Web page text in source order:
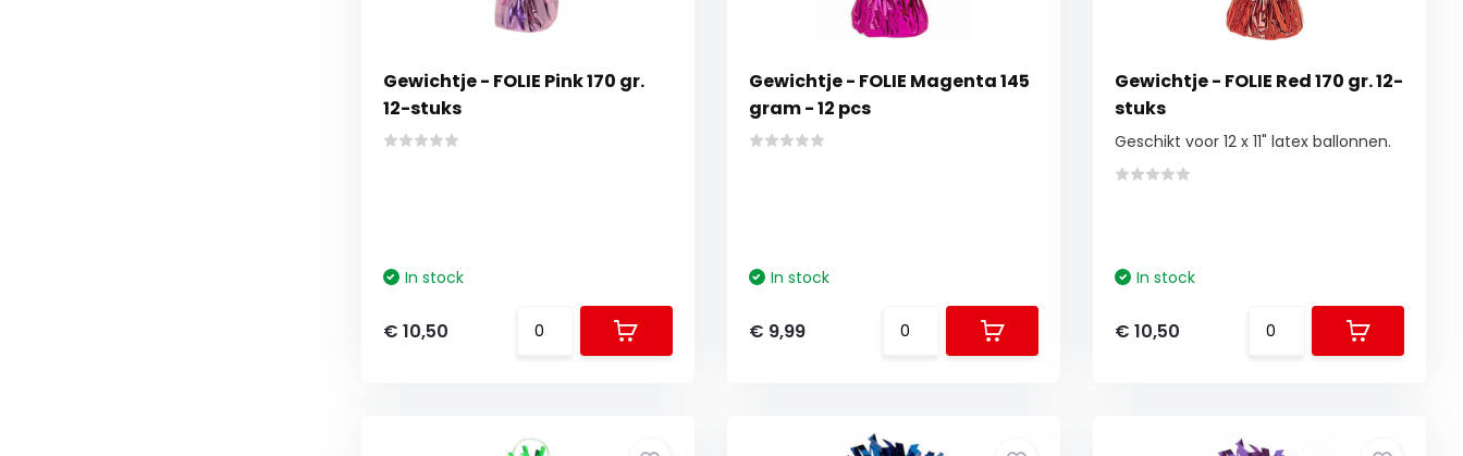
Gewichtje - FOLIE Pink 170 gr.
12-stuks
In stock
€ 10,50
Gewichtje - FOLIE Magenta 145
gram - 12 pcs
In stock
€ 9,99
Gewichtje - FOLIE Red 170 gr. 12-
stuks
Geschikt voor 12 x 11" latex ballonnen.
In stock
€ 10,50